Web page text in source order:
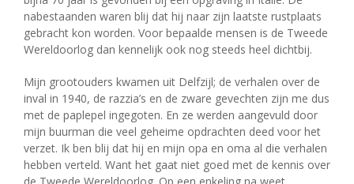
nabestaanden waren blij dat hij naar zijn laatste rustplaats
gebracht kon worden. Voor bepaalde mensen is de Tweede
Wereldoorlog dan kennelijk ook nog steeds heel dichtbij.
Mijn grootouders kwamen uit Delfzijl; de verhalen over de
inval in 1940, de razzia’s en de zware gevechten zijn me dus
met de paplepel ingegoten. En ze werden aangevuld door
mijn buurman die veel geheime opdrachten deed voor het
verzet. Ik ben blij dat hij en mijn opa en oma al die verhalen
hebben verteld. Want het gaat niet goed met de kennis over